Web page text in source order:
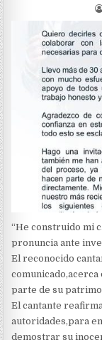
“He construido mi
pronuncia ante
El reconocido
parte de su
El cantante
autoridades,para
demostrar su